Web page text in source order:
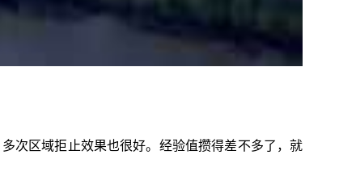
次区域拒止效果也很好。经验值攒得差不多了，就